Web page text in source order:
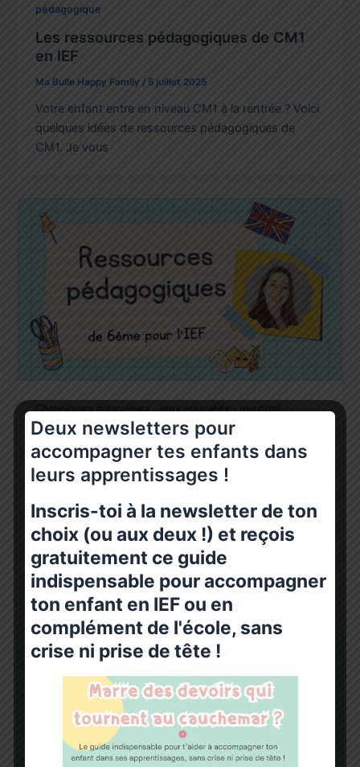
pédagogique
Les ressources pédagogiques de CM1
en IEF
Ma Bulle Happy Family/ 5 juillet 2025
Votre enfant entre en niveau CM1 à la rentrée ? Voici
quelques idées de ressources pédagogiques de
CM1. Je vous
Chroniques éducatives, Jeux éducatifs - matériel
pédagogique
Les ressources pédagogiques de 6ème
en IEF
Votre enfant entre en niveau 6ème à la rentrée ?
Voici quelques idées de ressources pédagogiques de
6ème. Je vous
Deux newsletters pour
accompagner tes enfants dans
leurs apprentissages !
Inscris-toi à la newsletter de ton
choix (ou aux deux !) et reçois
gratuitement ce guide
indispensable pour accompagner
ton enfant en IEF ou en
complément de l'école, sans
crise ni prise de tête !